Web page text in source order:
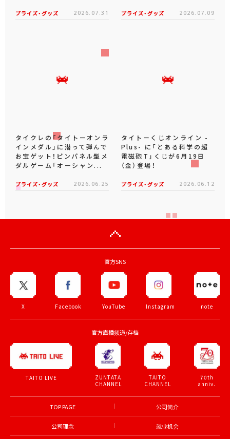
プライズ・グッズ 2026.07.31 プライズ・グッズ 2026.07.09
タイクレの「タイトーオンラ
インメダル」に潜って弾んで
お宝ゲット！ピンパネル型メ
ダルゲーム「オーシャン...
プライズ・グッズ 2026.06.25
タイトーくじオンライン -
Plus- に「とある科学の超
電磁砲T」くじが6月19日
（金）登場！
プライズ・グッズ 2026.06.12
官方SNS
X Facebook YouTube Instagram note
官方直播频道/存档
TAITO LIVE
ZUNTATA
CHANNEL
TAITO
CHANNEL
70th
anniv.
TOP PAGE 公司简介
公司理念 就业机会